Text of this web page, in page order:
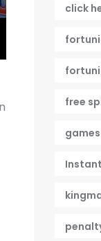
click
free
games